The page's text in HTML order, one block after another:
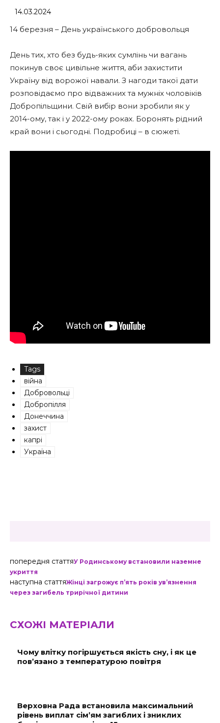
14.03.2024
14 березня – День українського добровольця
День тих, хто без будь-яких сумлінь чи вагань
покинув своє цивільне життя, аби захистити
Україну від ворожої навали. З нагоди такої дати
розповідаємо про відважних та мужніх чоловіків
Добропільщини. Свій вибір вони зробили як у
2014-ому, так і у 2022-ому роках. Боронять рідний
край вони і сьогодні. Подробиці – в сюжеті.
Tags
війна
Добровольці
Добропілля
Донеччина
захист
капрі
Україна
попередня статтяУ Родинському встановили наземне
укриття
наступна статтяЖінці загрожує п’ять років ув’язнення
через загибель трирічної дитини
СХОЖІ МАТЕРІАЛИ
Чому влітку погіршується якість сну, і як це
пов’язано з температурою повітря
Верховна Рада встановила максимальний
рівень виплат сім’ям загиблих і зниклих